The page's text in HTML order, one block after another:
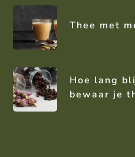
Thee met
Hoe lang
bewaar je